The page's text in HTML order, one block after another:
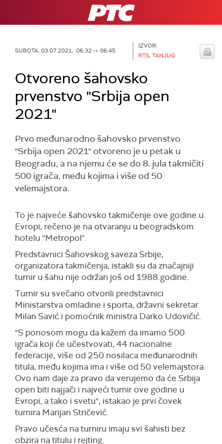
RTS
SUBOTA, 03.07.2021, 06:32 -> 06:45
IZVOR:
RTS, TANJUG
Otvoreno šahovsko
prvenstvo "Srbija open
2021"
Prvo međunarodno šahovsko prvenstvo
"Srbija open 2021" otvoreno je u petak u
Beogradu, a na njemu će se do 8. jula takmičiti
500 igrača, među kojima i više od 50
velemajstora.
To je najveće šahovsko takmičenje ove godine u
Evropi, rečeno je na otvaranju u beogradskom
hotelu "Metropol".
Predstavnici Šahovskog saveza Srbije,
organizatora takmičenja, istakli su da značajniji
turnir u šahu nije održan još od 1988.godine.
Turnir su svečano otvorili predstavnici
Ministarstva omladine i sporta, državni sekretar
Milan Savić i pomoćnik ministra Darko Udovičić.
"S ponosom mogu da kažem da imamo 500
igrača koji će učestvovati, 44 nacionalne
federacije, više od 250 nosilaca međunarodnih
titula, među kojima ima i više od 50 velemajstora.
Ovo nam daje za pravo da verujemo da će Srbija
open biti najjači i najveći turnir ove godine u
Evropi, a tako i svetu", istakao je prvi čovek
turnira Marijan Stričević.
Pravo učesća na turniru imaju svi šahisti bez
obzira na titulu i rejting.